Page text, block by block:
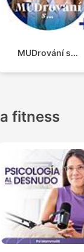
MUDrování s...
fitness